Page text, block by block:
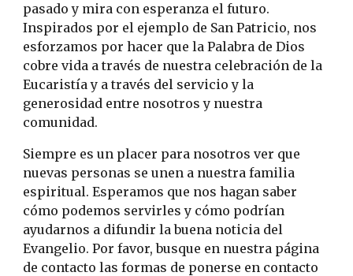
pasado y mira con esperanza el futuro.
Inspirados por el ejemplo de San Patricio, nos
esforzamos por hacer que la Palabra de Dios
cobre vida a través de nuestra celebración de la
Eucaristía y a través del servicio y la
generosidad entre nosotros y nuestra
comunidad.
Siempre es un placer para nosotros ver que
nuevas personas se unen a nuestra familia
espiritual. Esperamos que nos hagan saber
cómo podemos servirles y cómo podrían
ayudarnos a difundir la buena noticia del
Evangelio. Por favor, busque en nuestra página
de contacto las formas de ponerse en contacto